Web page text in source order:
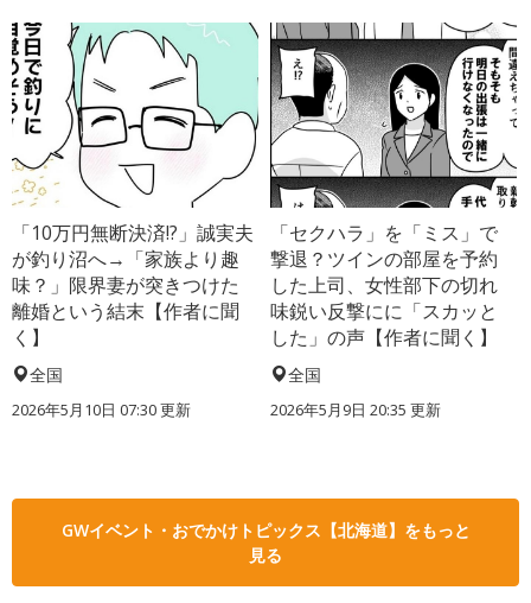
「10万円無断決済!?」誠実夫
が釣り沼へ→「家族より趣
味？」限界妻が突きつけた
離婚という結末【作者に聞
く】
全国
2026年5月10日 07:30 更新
「セクハラ」を「ミス」で
撃退？ツインの部屋を予約
した上司、女性部下の切れ
味鋭い反撃にに「スカッと
した」の声【作者に聞く】
全国
2026年5月9日 20:35 更新
GWイベント・おでかけトピックス【北海道】をもっと
見る